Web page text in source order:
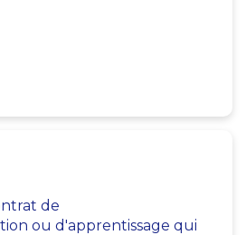
de
ou d'apprentissage qui